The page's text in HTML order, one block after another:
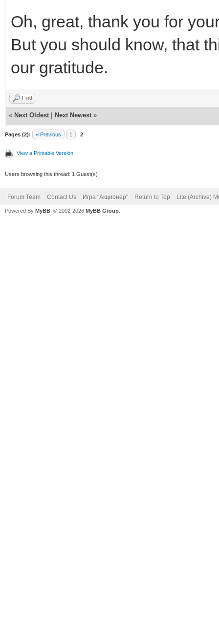
Oh, great, thank you for
But you should know, that
our gratitude.
Find
« Next Oldest Next Newest »
Pages (2): « Previous 1 2
View a Printable Version
Users browsing this thread: 1 Guest(s)
Forum Team Contact Us Игра "Акционер" Return to Top Lite (Archive)
Powered By MyBB , © 2002-2026 MyBB Group